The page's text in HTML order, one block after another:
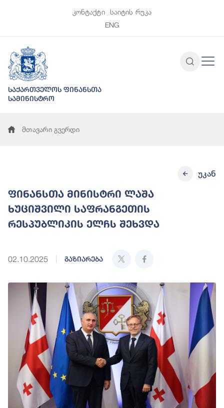
კონტაქტი
საიტის რუკა
ENG
საქართველოს ფინანსთა
სამინისტრო
მთავარი გვერდი
ფინანსთა მინისტრი ლაშა
ხუციშვილი საფრანგეთის
რესპუბლიკის ელჩს შეხვდა
02.10.2025 გაზიარება
უკან